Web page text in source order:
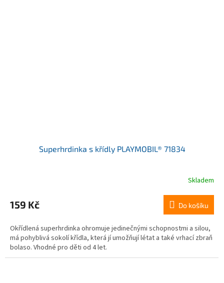
Superhrdinka s křídly PLAYMOBIL® 71834
Skladem
159 Kč Do košíku
Okřídlená superhrdinka ohromuje jedinečnými schopnostmi a silou,
má pohyblivá sokolí křídla, která jí umožňují létat a také vrhací zbraň
bolaso. Vhodné pro děti od 4 let.